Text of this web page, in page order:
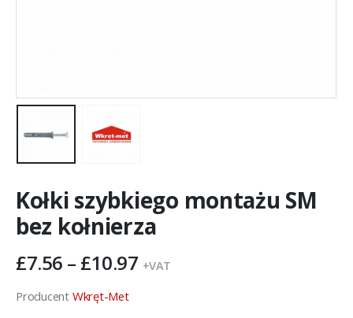
Kołki szybkiego montażu SM
bez kołnierza
£7.56 – £10.97Zakres
+VAT
Producent Wkręt-Met